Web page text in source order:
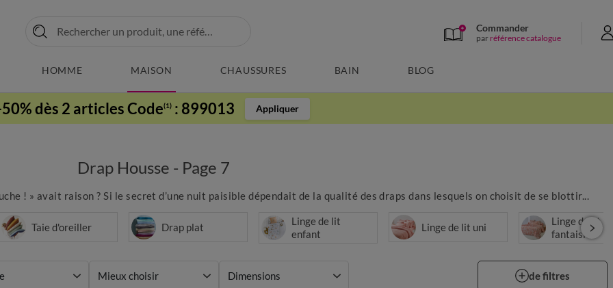
Commander
par référence catalogue
HOMME MAISON CHAUSSURES BAIN BLOG
dès 2 articles Code(1) : 899013 Appliquer
Drap Housse - Page 7
! » avait raison ? Si le secret d’une nuit paisible dépendait de la qualité des draps dans lesquels on choisit de se blottir...
Taie d'oreiller Drap plat
Linge de lit
enfant
Linge de lit uni
Linge de lit
fantaisie
Mieux choisir Dimensions de filtres